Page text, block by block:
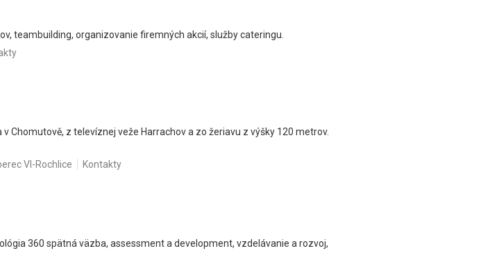
teambuilding, organizovanie firemných akcií, služby cateringu.
Chomutově, z televíznej veže Harrachov a zo žeriavu z výšky 120 metrov.
VI-Rochlice Kontakty
360 spätná väzba, assessment a development, vzdelávanie a rozvoj,